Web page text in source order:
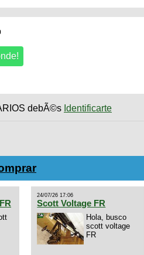
debÃ©s Identificarte
24/07/26 17:06
Scott Voltage FR
Hola, busco
scott voltage
FR